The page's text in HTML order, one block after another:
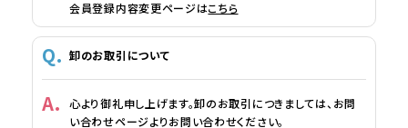
会員登録内容変更ページはこちら
卸のお取引について
心より御礼申し上げます。卸のお取引につきましては、お問
い合わせページよりお問い合わせください。